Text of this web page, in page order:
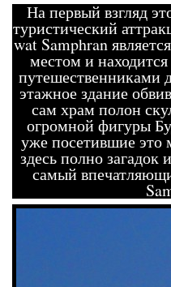
На первый взгляд
туристический
wat Samphran
местом и
путешественниками
этажное здание
сам храм полон
огромной фигуры
уже посетившие это
здесь полно загадок
самый